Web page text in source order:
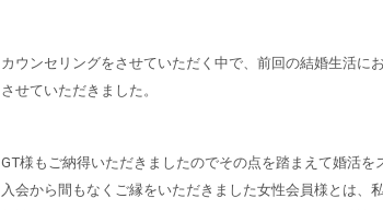
カウンセリングをさせていただく中で、前回の結婚生活に
させていただきました。
GT様もご納得いただきましたのでその点を踏まえて婚活を
入会から間もなくご縁をいただきました女性会員様とは